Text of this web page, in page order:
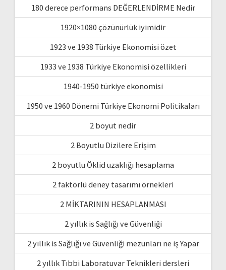
180 derece performans DEĞERLENDİRME Nedir
1920×1080 çözünürlük iyimidir
1923 ve 1938 Türkiye Ekonomisi özet
1933 ve 1938 Türkiye Ekonomisi özellikleri
1940-1950 türkiye ekonomisi
1950 ve 1960 Dönemi Türkiye Ekonomi Politikaları
2 boyut nedir
2 Boyutlu Dizilere Erişim
2 boyutlu Öklid uzaklığı hesaplama
2 faktörlü deney tasarımı örnekleri
2 MİKTARININ HESAPLANMASI
2 yıllık is Sağlığı ve Güvenliği
2 yıllık is Sağlığı ve Güvenliği mezunları ne iş Yapar
2 yıllık Tıbbi Laboratuvar Teknikleri dersleri